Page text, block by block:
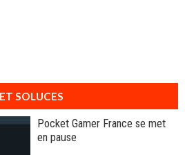
SOLUCES
Pocket Gamer France se met
en pause